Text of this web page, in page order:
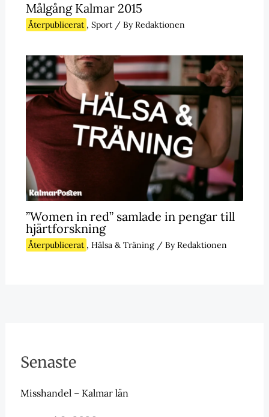
Målgång Kalmar 2015
Återpublicerat , Sport/ ByRedaktionen
”Women in red” samlade in pengar till
hjärtforskning
Återpublicerat , Hälsa & Träning/ ByRedaktionen
Senaste
Misshandel – Kalmar län